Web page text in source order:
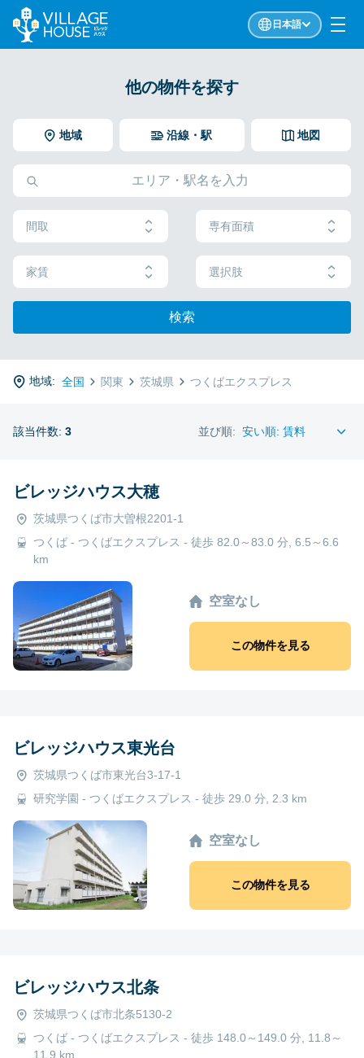
日本語
他の物件を探す
地域 地図
沿線・駅
間取 専有面積
家賃 選択肢
検索
地域: 全国 関東 茨城県 つくばエクスプレス
該当件数: 3 並び順:
ビレッジハウス大穂
茨城県つくば市大曽根2201-1
つくば - つくばエクスプレス - 徒歩 82.0～83.0 分, 6.5～6.6
km
空室なし
この物件を見る
ビレッジハウス東光台
茨城県つくば市東光台3-17-1
研究学園 - つくばエクスプレス - 徒歩 29.0 分, 2.3 km
空室なし
この物件を見る
ビレッジハウス北条
茨城県つくば市北条5130-2
つくば - つくばエクスプレス - 徒歩 148.0～149.0 分, 11.8～
11.9 km